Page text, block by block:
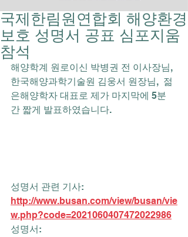
국제한림원연합회 해양환경
보호 성명서 공표 심포지움
참석
해양학계 원로이신 박병권 전 이사장님,
한국해양과학기술원 김웅서 원장님,  젊
은해양학자 대표로 제가 마지막에 5분
간 짧게 발표하였습니다.
성명서 관련 기사:
http://www.busan.com/view/busan/vie
w.php?code=2021060407472022986
성명서: